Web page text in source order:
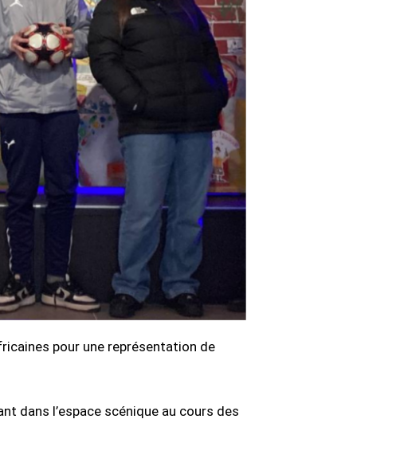
pour une représentation de
dans l’espace scénique au cours des